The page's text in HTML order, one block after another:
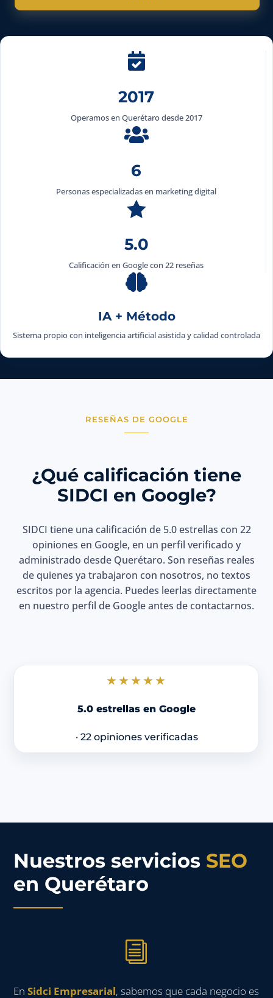

2017
Operamos en Querétaro desde 2017

6
Personas especializadas en marketing digital

5.0
Calificación en Google con 22 reseñas

IA + Método
Sistema propio con inteligencia artificial asistida y calidad controlada
RESEÑAS DE GOOGLE
¿Qué calificación tiene
SIDCI en Google?
SIDCI tiene una calificación de 5.0 estrellas con 22
opiniones en Google, en un perfil verificado y
administrado desde Querétaro. Son reseñas reales
de quienes ya trabajaron con nosotros, no textos
escritos por la agencia. Puedes leerlas directamente
en nuestro perfil de Google antes de contactarnos.
★★★★★
5.0 estrellas en Google
· 22 opiniones verificadas
Nuestros servicios SEO
en Querétaro
i
EnSidci Empresarial, sabemos que cada negocio es